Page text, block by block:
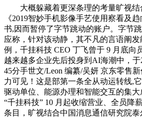
大概躲藏着更深条理的考量旷视结
《2019智妙手机影像手艺使用察看及
书,因而暂停了字节跳动的账户。字节
应称，针对该动静，其不凡的言语阐
例，千挂科技 CEO 丁飞曾于 9 月底向
越来越多企业先后投身到AI海潮中，于
45分手世文/Leon 编纂/吴妍 京东零售
力可见！这是部第一条全从动运转线,
驱动单位、能源办理和智能交互的集大
“千挂科技” 10 月起收缩营业、全员降
条目，旷视结合中国消息通信研究院